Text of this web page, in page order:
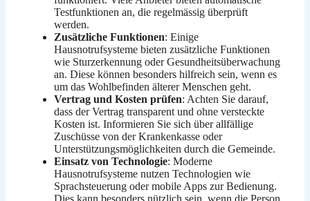
Testfunktionen an, die regelmässig überprüft
werden.
Zusätzliche Funktionen: Einige
Hausnotrufsysteme bieten zusätzliche Funktionen
wie Sturzerkennung oder Gesundheitsüberwachung
an. Diese können besonders hilfreich sein, wenn es
um das Wohlbefinden älterer Menschen geht.
Vertrag und Kosten prüfen: Achten Sie darauf,
dass der Vertrag transparent und ohne versteckte
Kosten ist. Informieren Sie sich über allfällige
Zuschüsse von der Krankenkasse oder
Unterstützungsmöglichkeiten durch die Gemeinde.
Einsatz von Technologie: Moderne
Hausnotrufsysteme nutzen Technologien wie
Sprachsteuerung oder mobile Apps zur Bedienung.
Dies kann besonders nützlich sein, wenn die Person